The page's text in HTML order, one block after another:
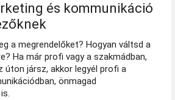
és kommunikáció
a megrendelőket? Hogyan váltsd a
Ha már profi vagy a szakmádban,
úton jársz, akkor legyél profi a
önmagad